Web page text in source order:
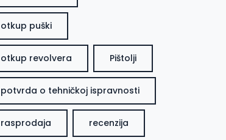
otkup puški
otkup revolvera Pištolji
potvrda o tehničkoj ispravnosti
rasprodaja recenzija